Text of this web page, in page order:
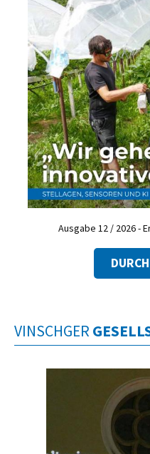
Ausgabe 12 / 2026 -
VINSCHGER